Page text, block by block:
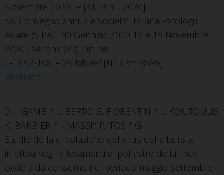
Novembre 2020 . – [s.l. : s.n. , 2020]
59. Convegno annuale Societa’ Italiana Patologia
Aviare (SIPA) : 30 Gennaio 2020 12 e 19 Novembre
2020 , Verona (VR) Online
. – p 97-108. – 25 bib ref [Nr. Estr. 8596]
Abstract
5. – GAMBI° L, BERTO G, FIORENTINI° L, KOUTOULIS
K, BARBIERI° I, MASSI° P, TOSI° G
Studio della circolazione del virus della bursite
infettiva negli allevamenti di pollastre della linea
ovaiola da consumo nel periodo maggio-settembre